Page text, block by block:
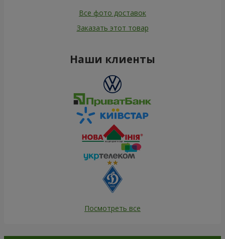
Все фото доставок
Заказать этот товар
Наши клиенты
Посмотреть все